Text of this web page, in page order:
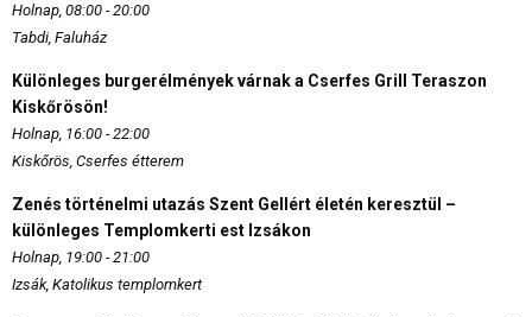
Holnap, 08:00 - 20:00
Tabdi, Faluház
Különleges burgerélmények várnak a Cserfes Grill Teraszon
Kiskőrösön!
Holnap, 16:00 - 22:00
Kiskőrös, Cserfes étterem
Zenés történelmi utazás Szent Gellért életén keresztül –
különleges Templomkerti est Izsákon
Holnap, 19:00 - 21:00
Izsák, Katolikus templomkert